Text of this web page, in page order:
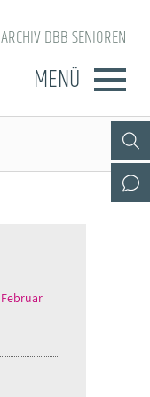
ARCHIV DBB SENIOREN
MENÜ
Februar